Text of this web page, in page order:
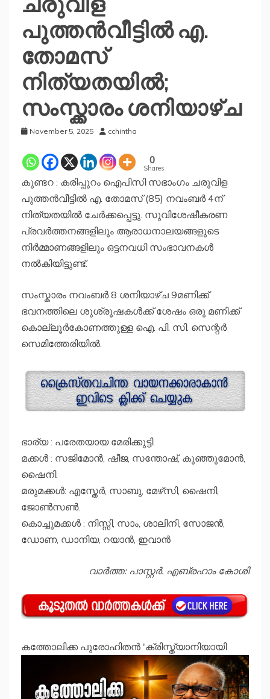
പുത്തൻവീട്ടിൽ എ.
തോമസ്
നിത്യതയിൽ;
സംസ്ക്കാരം ശനിയാഴ്ച
November 5, 2025 cchintha
0
Shares
കുണ്ടറ : കരിപ്പുറം ഐപിസി സഭാംഗം ചരുവിള
പുത്തൻവീട്ടിൽ എ. തോമസ് (85) നവംബർ 4ന്
നിത്യതയിൽ ചേർക്കപ്പെട്ടു. സുവിശേഷീകരണ
പ്രവർത്തനങ്ങളിലും ആരാധനാലയങ്ങളുടെ
നിർമ്മാണങ്ങളിലും ഒട്ടനവധി സംഭാവനകൾ
നൽകിയിട്ടുണ്ട്.
സംസ്കാരം നവംബർ 8 ശനിയാഴ്ച 9മണിക്ക്
ഭവനത്തിലെ ശുശ്രൂഷകൾക്ക് ശേഷം ഒരു മണിക്ക്
കൊല്ലൂർകോണത്തുള്ള ഐ. പി. സി. സെന്റർ
സെമിത്തേരിയിൽ.
ഭാര്യ : പരേതയായ മേരിക്കുട്ടി.
മക്കൾ : സജിമോൻ, ഷീജ, സന്തോഷ്‌, കുഞ്ഞുമോൻ,
ഷൈനി.
മരുമക്കൾ: എസ്തേർ, സാബു, മേഴ്‌സി, ഷൈനി,
ജോൺസൺ.
കൊച്ചുമക്കൾ : നിസ്സി, സാം, ശാലിനി, സോജൻ,
ഡോണ, ഡാനിയ, റയാൻ, ഇവാൻ
വാർത്ത: പാസ്റ്റർ. എബ്രഹാം കോശി
കത്തോലിക്ക പുരോഹിതന്‍ 'ക്രിസ്ത്യാനിയായി